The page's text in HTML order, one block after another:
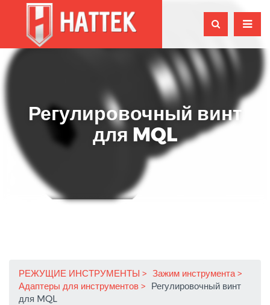
Регулировочный винт
для MQL
РЕЖУЩИЕ ИНСТРУМЕНТЫ
Зажим инструмента
Адаптеры для инструментов
Регулировочный винт
для MQL